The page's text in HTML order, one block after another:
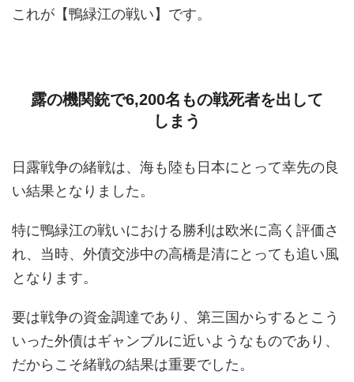
これが【鴨緑江の戦い】です。
露の機関銃で6,200名もの戦死者を出して
しまう
日露戦争の緒戦は、海も陸も日本にとって幸先の良
い結果となりました。
特に鴨緑江の戦いにおける勝利は欧米に高く評価さ
れ、当時、外債交渉中の高橋是清にとっても追い風
となります。
要は戦争の資金調達であり、第三国からするとこう
いった外債はギャンブルに近いようなものであり、
だからこそ緒戦の結果は重要でした。